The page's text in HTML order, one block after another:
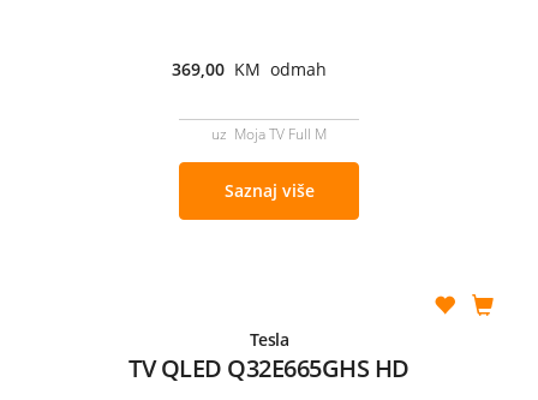
369,00 KM odmah
uz Moja TV Full M
Saznaj više
Tesla
TV QLED Q32E665GHS HD